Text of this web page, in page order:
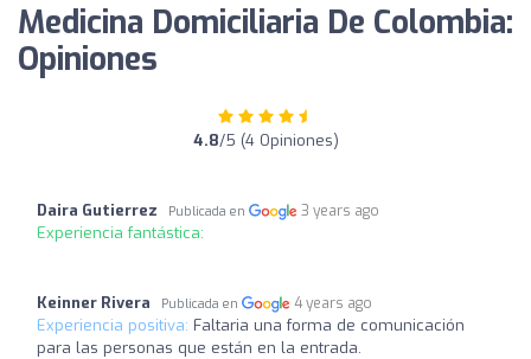
Medicina Domiciliaria De Colombia:
Opiniones
4.8/5 (4 Opiniones)
Daira Gutierrez Publicada en 3 years ago
Experiencia fantástica:
Keinner Rivera Publicada en 4 years ago
Experiencia positiva: Faltaria una forma de comunicación
para las personas que están en la entrada.